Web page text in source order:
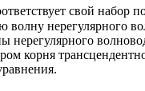
свой набор
волну нерегулярного
нерегулярного
корня